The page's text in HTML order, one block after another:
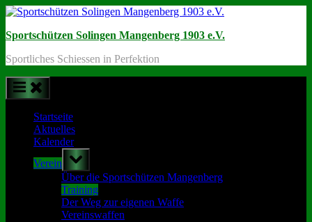
Skip
content
Sportschützen Solingen Mangenberg 1903 e.V.
Sportliches Schiessen in Perfektion
Startseite
Aktuelles
Kalender
Verein
Toggle
sub-
menu
Über die Sportschützen Mangenberg
Training
Der Weg zur eigenen Waffe
Vereinswaffen